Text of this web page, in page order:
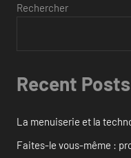
Rechercher
Recent Posts
La menuiserie et la
Faites-le vous-même :